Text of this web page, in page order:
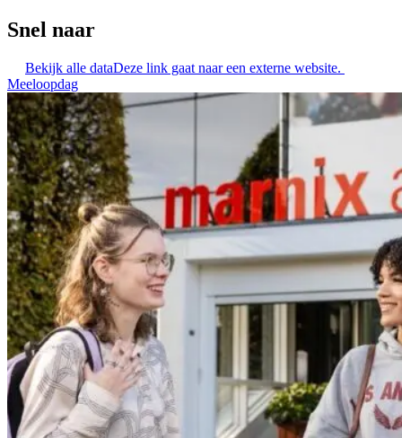
Snel naar
Bekijk alle dataDeze link gaat naar een externe website.
Meeloopdag